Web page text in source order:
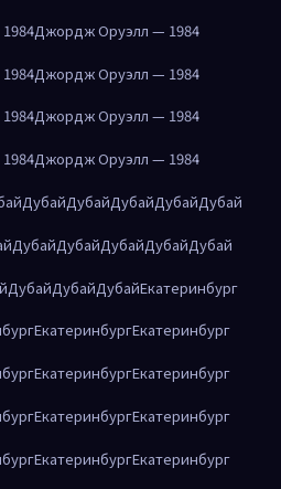
Джордж Оруэлл — 1984
Джордж Оруэлл — 1984
Джордж Оруэлл — 1984
Джордж Оруэлл — 1984
ДубайДубайДубайДубайДубай
ДубайДубайДубайДубайДубай
ДубайДубайДубайЕкатеринбург
ЕкатеринбургЕкатеринбург
ЕкатеринбургЕкатеринбург
ЕкатеринбургЕкатеринбург
ЕкатеринбургЕкатеринбург